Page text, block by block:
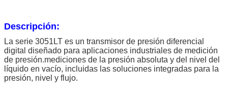
Descripción:
La serie 3051LT es un transmisor de presión diferencial
digital diseñado para aplicaciones industriales de medición
de presión.mediciones de la presión absoluta y del nivel del
líquido en vacío, incluidas las soluciones integradas para la
presión, nivel y flujo.